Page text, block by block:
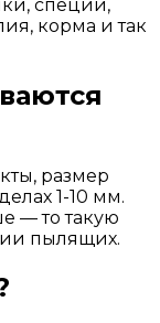
специи,
корма и так
размер
1-10 мм.
— то такую
пылящих.